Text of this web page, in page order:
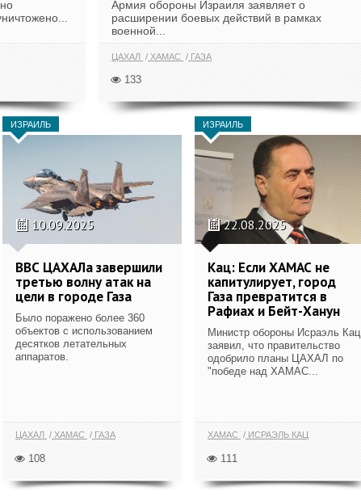
Армия обороны Израиля заявляет о
расширении боевых действий в рамках
военной...
ЦАХАЛ ХАМАС ГАЗА
133
ИЗРАИЛЬ
10.09.2025
ВВС ЦАХАЛа завершили
третью волну атак на
цели в городе Газа
Было поражено более 360
объектов с использованием
десятков летательных
аппаратов.
ЦАХАЛ ХАМАС ГАЗА
108
ИЗРАИЛЬ
22.08.2025
Кац: Если ХАМАС не
капитулирует, город
Газа превратится в
Рафиах и Бейт-Ханун
Министр обороны Исраэль Кац
заявил, что правительство
одобрило планы ЦАХАЛ по
"победе над ХАМАС...
ХАМАС ИСРАЭЛЬ КАЦ
111